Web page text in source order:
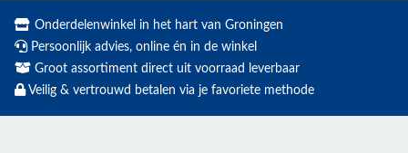
Onderdelenwinkel in het hart van Groningen
Persoonlijk advies, online én in de winkel
Groot assortiment direct uit voorraad leverbaar
Veilig & vertrouwd betalen via je favoriete methode